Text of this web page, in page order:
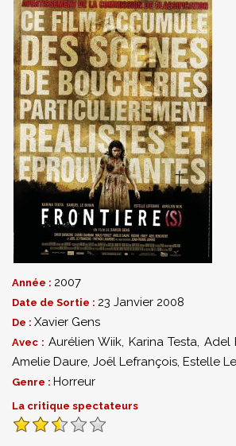
Année : 2007
Date de Sortie : 23 Janvier 2008
De : Xavier Gens
Avec : Aurélien Wiik, Karina Testa, Adel
Amelie Daure, Joël Lefrançois, Estelle
Genre : Horreur
La critique spectateurs